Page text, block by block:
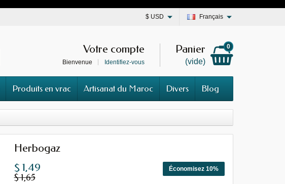
Français
$ USD
Panier
(vide)
0
Votre compte
Bienvenue Identifiez-vous
Produits en vrac Artisanat du Maroc Divers Blog
Herbogaz
Économisez 10%
$ 1,49
$ 1,65